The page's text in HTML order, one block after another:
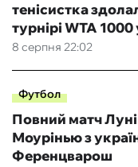
8 серпня 22:02
тенісистка
турнірі WTA
Футбол
Повний матч
Моурінью з
Ференцварош